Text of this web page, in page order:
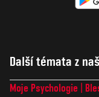
Další témata z
Moje Psychologie